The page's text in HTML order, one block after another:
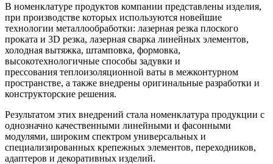
В номенклатуре продуктов компании представлены изделия,
при производстве которых используются новейшие
технологии металлообработки: лазерная резка плоского
проката и 3D резка, лазерная сварка линейных элементов,
холодная вытяжка, штамповка, формовка,
высокотехнологичные способы задувки и
прессования теплоизоляционной ваты в межконтурном
пространстве, а также внедрены оригинальные разработки и
конструкторские решения.
Результатом этих внедрений стала номенклатура продукции с
однозначно качественными линейными и фасонными
модулями, широким спектром универсальных и
специализированных крепежных элементов, переходников,
адаптеров и декоративных изделий.